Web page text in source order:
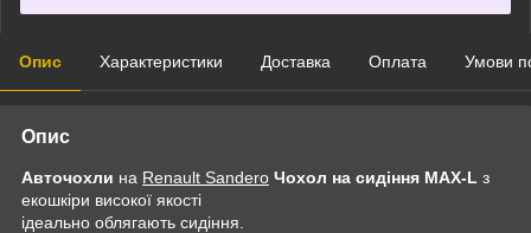
Опис Характеристики Доставка Оплата Умови
Опис
Авточохли на Renault Sandero Чохол на сидіння MAX-L з
екошкіри високої якості
ідеально облягають сидіння.